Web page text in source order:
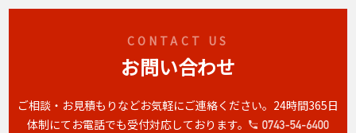
CONTACT US
お問い合わせ
ご相談・お見積もりなどお気軽にご連絡ください。 24時間365日
体制にてお電話でも受付対応しております。